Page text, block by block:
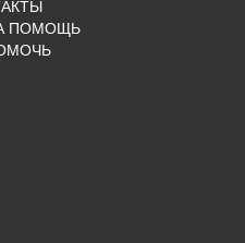
ПОМОЩЬ